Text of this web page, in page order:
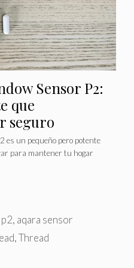
Sensor P2:
que
seguro
es un pequeño pero potente
para mantener tu hogar
, aqara sensor
,Thread